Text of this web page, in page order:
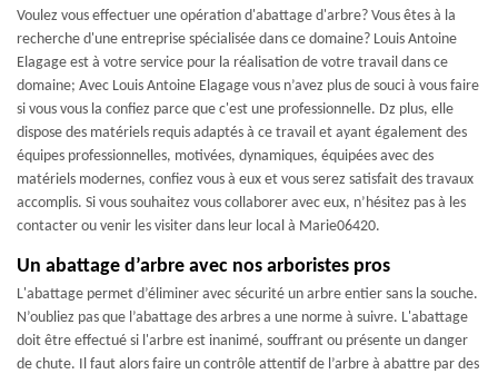
Voulez vous effectuer une opération d'abattage d'arbre? Vous êtes à la
recherche d'une entreprise spécialisée dans ce domaine? Louis Antoine
Elagage est à votre service pour la réalisation de votre travail dans ce
domaine; Avec Louis Antoine Elagage vous n’avez plus de souci à vous faire
si vous vous la confiez parce que c'est une professionnelle. Dz plus, elle
dispose des matériels requis adaptés à ce travail et ayant également des
équipes professionnelles, motivées, dynamiques, équipées avec des
matériels modernes, confiez vous à eux et vous serez satisfait des travaux
accomplis. Si vous souhaitez vous collaborer avec eux, n’hésitez pas à les
contacter ou venir les visiter dans leur local à Marie06420.
Un abattage d’arbre avec nos arboristes pros
L'abattage permet d’éliminer avec sécurité un arbre entier sans la souche.
N’oubliez pas que l’abattage des arbres a une norme à suivre. L'abattage
doit être effectué si l'arbre est inanimé, souffrant ou présente un danger
de chute. Il faut alors faire un contrôle attentif de l’arbre à abattre par des